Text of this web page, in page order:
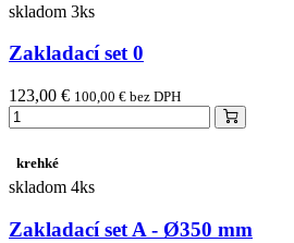
skladom 3ks
Zakladací set 0
123,00 € 100,00 € bez DPH
krehké
skladom 4ks
Zakladací set A - Ø350 mm